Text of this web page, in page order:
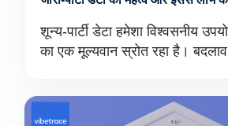
शून्य-पार्टी डेटा हमेशा विश्वसनीय
का एक मूल्यवान स्रोत रहा है।